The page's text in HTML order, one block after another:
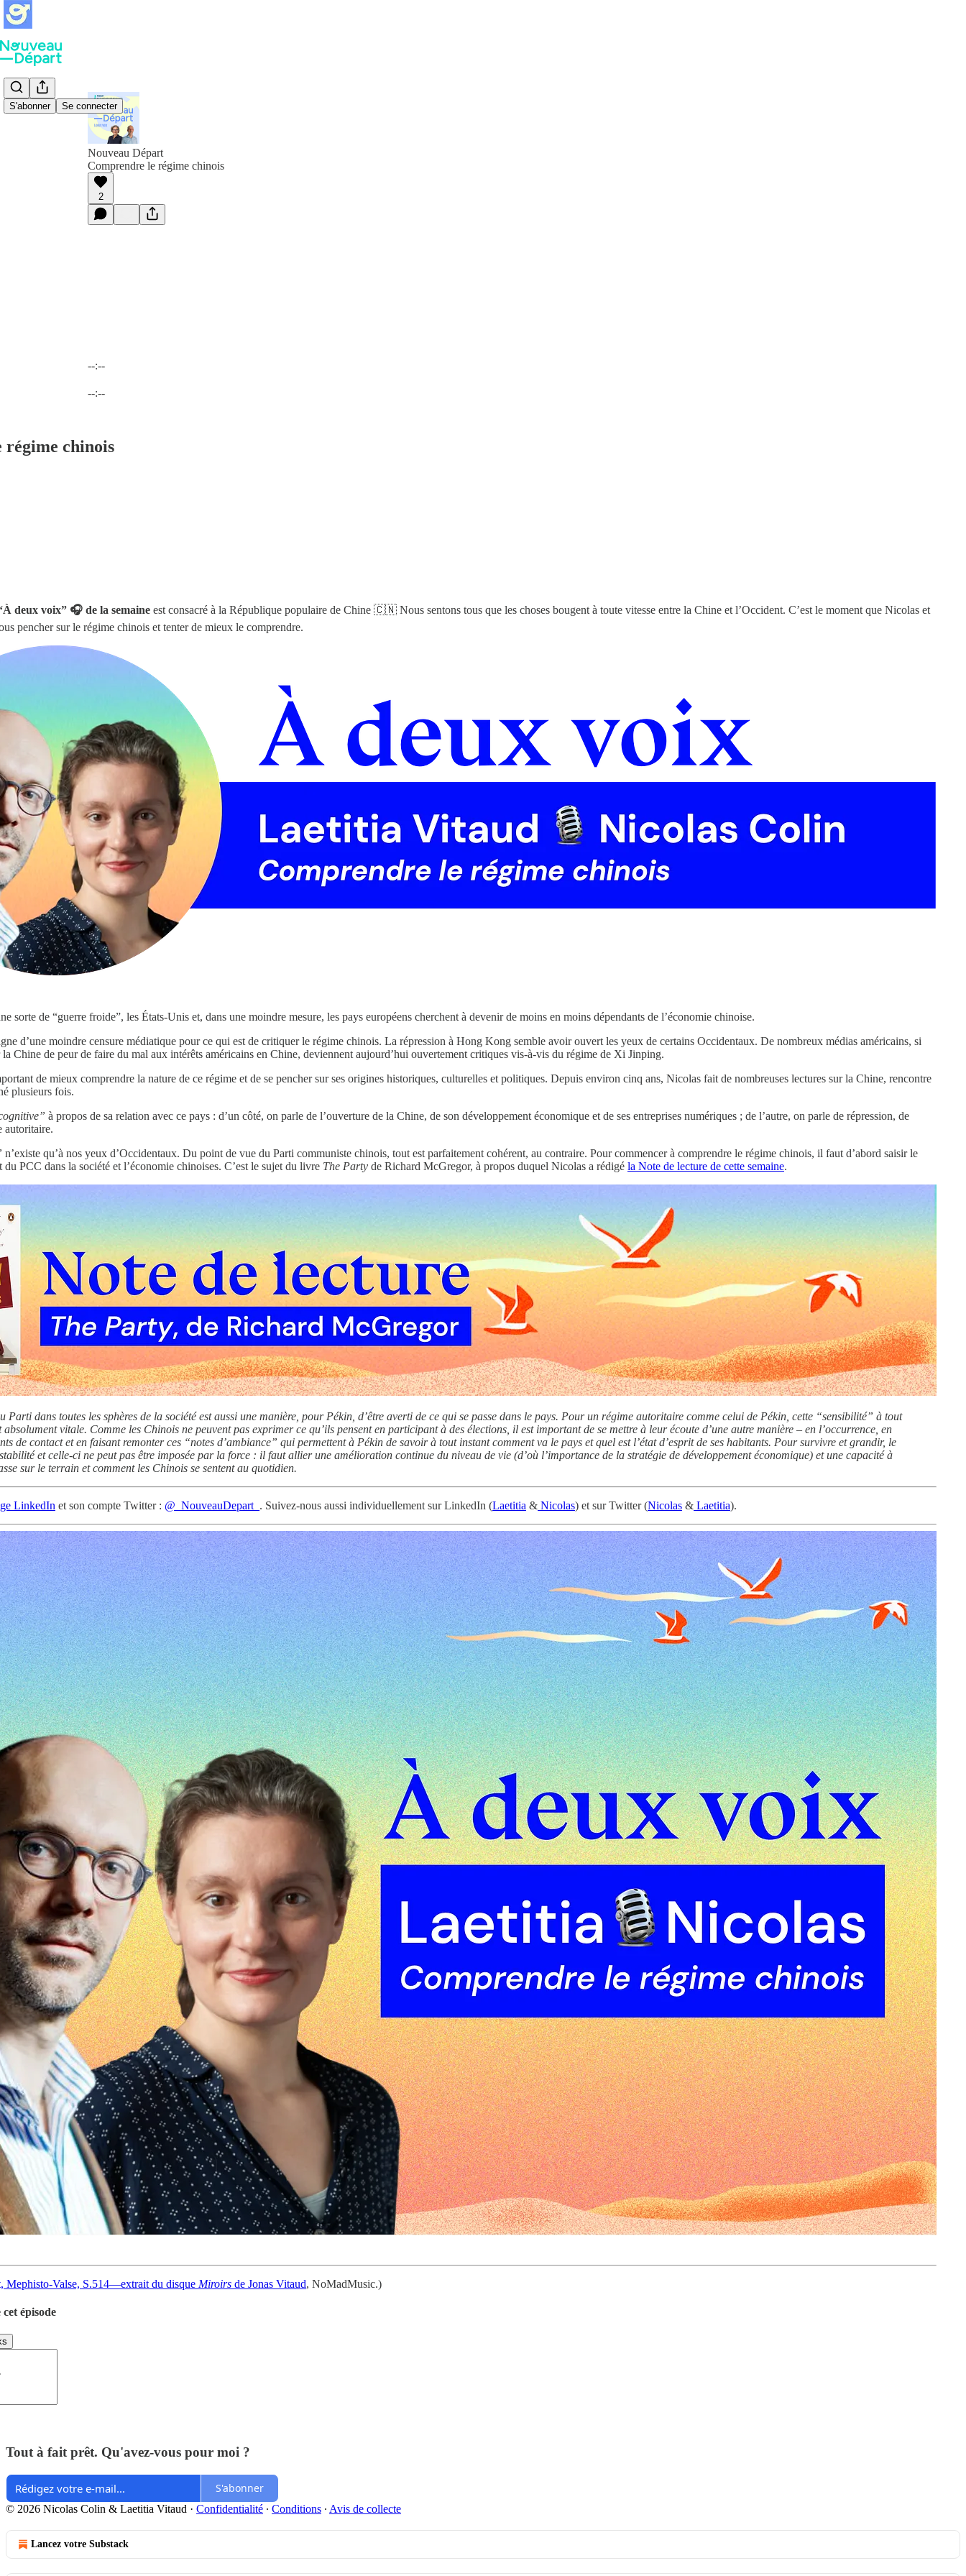
S'abonner Se connecter
Nouveau Départ
Comprendre le régime chinois
2
--:--
--:--
régime chinois
deux voix” 🎧 de la semaine est consacré à la République populaire de Chine 🇨🇳 Nous sentons tous que les choses bougent à toute vitesse entre la Chine et l’Occident. C’est le moment que Nicolas et
pencher sur le régime chinois et tenter de mieux le comprendre.
sorte de “guerre froide”, les États-Unis et, dans une moindre mesure, les pays européens cherchent à devenir de moins en moins dépendants de l’économie chinoise.
d’une moindre censure médiatique pour ce qui est de critiquer le régime chinois. La répression à Hong Kong semble avoir ouvert les yeux de certains Occidentaux. De nombreux médias américains, si
la Chine de peur de faire du mal aux intérêts américains en Chine, deviennent aujourd’hui ouvertement critiques vis-à-vis du régime de Xi Jinping.
de mieux comprendre la nature de ce régime et de se pencher sur ses origines historiques, culturelles et politiques. Depuis environ cinq ans, Nicolas fait de nombreuses lectures sur la Chine, rencontre
plusieurs fois.
à propos de sa relation avec ce pays : d’un côté, on parle de l’ouverture de la Chine, de son développement économique et de ses entreprises numériques ; de l’autre, on parle de répression, de
autoritaire.
n’existe qu’à nos yeux d’Occidentaux. Du point de vue du Parti communiste chinois, tout est parfaitement cohérent, au contraire. Pour commencer à comprendre le régime chinois, il faut d’abord saisir le
PCC dans la société et l’économie chinoises. C’est le sujet du livre The Party de Richard McGregor, à propos duquel Nicolas a rédigé la Note de lecture de cette semaine.
Parti dans toutes les sphères de la société est aussi une manière, pour Pékin, d’être averti de ce qui se passe dans le pays. Pour un régime autoritaire comme celui de Pékin, cette “sensibilité” à tout
absolument vitale. Comme les Chinois ne peuvent pas exprimer ce qu’ils pensent en participant à des élections, il est important de se mettre à leur écoute d’une autre manière – en l’occurrence, en
de contact et en faisant remonter ces “notes d’ambiance” qui permettent à Pékin de savoir à tout instant comment va le pays et quel est l’état d’esprit de ses habitants. Pour survivre et grandir, le
et celle-ci ne peut pas être imposée par la force : il faut allier une amélioration continue du niveau de vie (d’où l’importance de la stratégie de développement économique) et une capacité à
sur le terrain et comment les Chinois se sentent au quotidien.
LinkedIn et son compte Twitter : @_NouveauDepart_ . Suivez-nous aussi individuellement sur LinkedIn (Laetitia & Nicolas) et sur Twitter (Nicolas & Laetitia).
Mephisto-Valse, S.514—extrait du disque Miroirs de Jonas Vitaud, NoMadMusic.)
épisode
Tout à fait prêt. Qu'avez-vous pour moi ?
S'abonner
© 2026 Nicolas Colin & Laetitia Vitaud · Confidentialité ∙ Conditions ∙ Avis de collecte
Lancez votre Substack